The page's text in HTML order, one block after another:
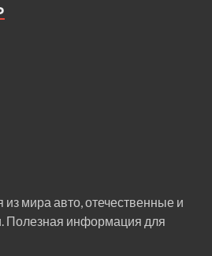
мира авто, отечественные и
Полезная информация для